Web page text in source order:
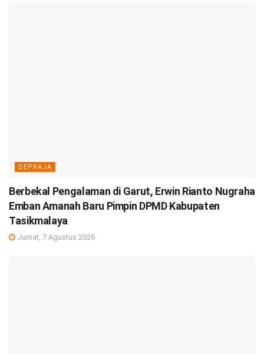
DEPRAJA
Berbekal Pengalaman di Garut, Erwin Rianto Nugraha
Emban Amanah Baru Pimpin DPMD Kabupaten
Tasikmalaya
Jumat, 7 Agustus 2026